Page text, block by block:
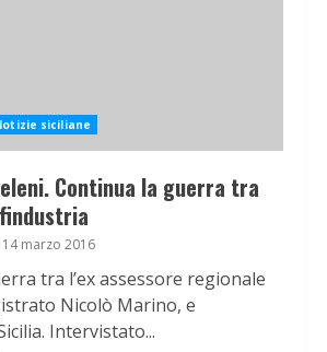
siciliane
Continua la guerra tra
14 marzo 2016
tra l’ex assessore regionale
Nicolò Marino, e
Intervistato...